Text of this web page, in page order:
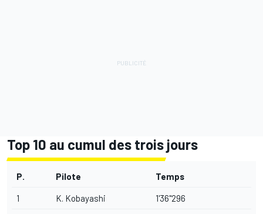
Top 10 au cumul des trois jours
P. Pilote Temps
1 K. Kobayashi 1'36"296